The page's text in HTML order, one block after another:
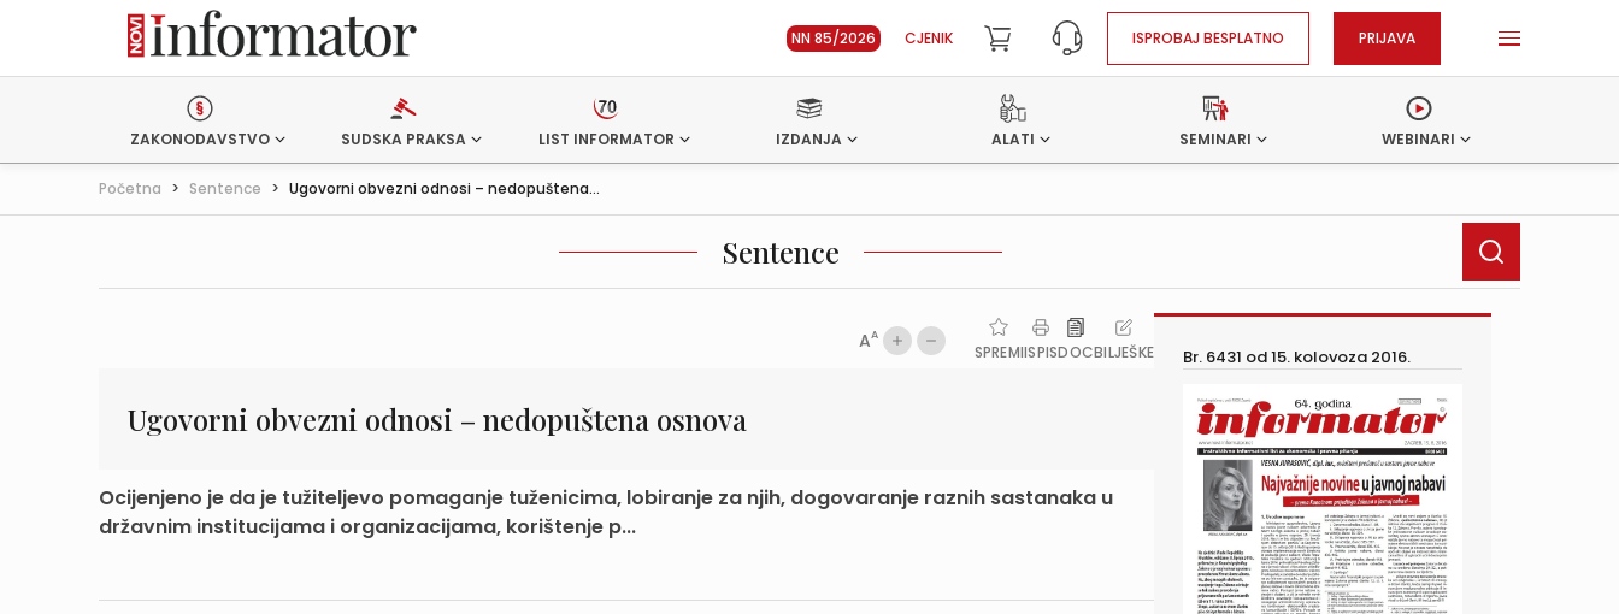
NN 85/2026 CJENIK ISPROBAJ BESPLATNO PRIJAVA
ZAKONODAVSTVO SUDSKA PRAKSA LIST INFORMATOR IZDANJA ALATI SEMINARI WEBINARI
Početna > Sentence > Ugovorni obvezni odnosi – nedopuštena...
Sentence
AA
SPREMIISPISDOCBILJEŠKE
Ugovorni obvezni odnosi – nedopuštena osnova
Ocijenjeno je da je tužiteljevo pomaganje tuženicima, lobiranje za njih, dogovaranje raznih sastanaka u
državnim institucijama i organizacijama, korištenje p...
Br. 6431 od15. kolovoza 2016.